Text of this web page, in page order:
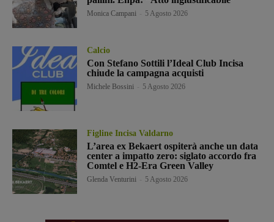
Monica Campani 5 Agosto 2026
Calcio
Con Stefano Sottili l’Ideal Club Incisa
chiude la campagna acquisti
Michele Bossini 5 Agosto 2026
Figline Incisa Valdarno
L’area ex Bekaert ospiterà anche un data
center a impatto zero: siglato accordo fra
Comtel e H2-Era Green Valley
Glenda Venturini 5 Agosto 2026